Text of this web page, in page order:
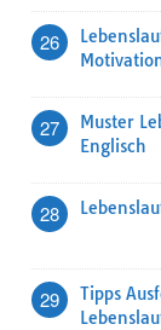
26
27
Muster
Englisch
28
29
Tipps